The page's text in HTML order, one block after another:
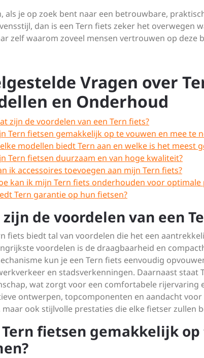
als je op zoek bent naar een betrouwbare,
dan is een Tern fiets zeker het overwegen
zelf waarom zoveel mensen vertrouwen op deze
Vragen over
en Onderhoud
zijn de voordelen van een Tern fiets?
Tern fietsen gemakkelijk op te vouwen en mee te
modellen biedt Tern aan en welke is het meest
Tern fietsen duurzaam en van hoge kwaliteit?
ik accessoires toevoegen aan mijn Tern fiets?
kan ik mijn Tern fiets onderhouden voor optimale
Tern garantie op hun fietsen?
zijn de voordelen van een
fiets biedt tal van voordelen die het een
voordelen is de draagbaarheid en
kun je een Tern fiets eenvoudig
en stadsverkenningen. Daarnaast
wat zorgt voor een comfortabele
ontwerpen, topcomponenten en aandacht
maar ook stijlvolle prestaties die elke fietser zullen
fietsen gemakkelijk